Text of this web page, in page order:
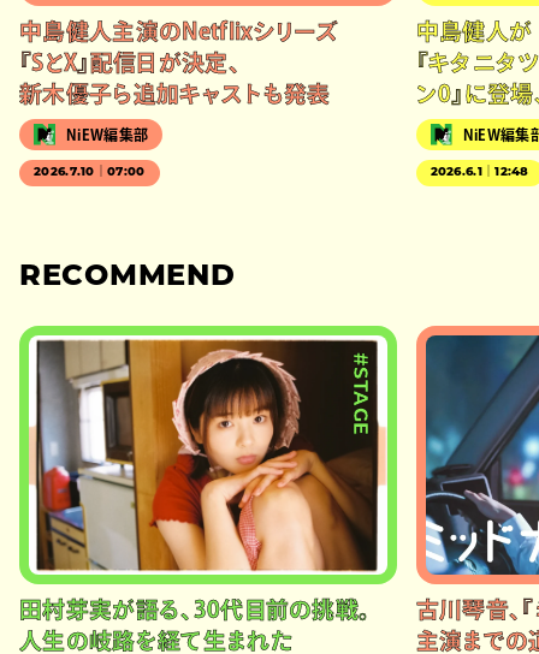
中島健人主演のNetflixシリーズ
『SとX』配信日が決定、
新木優子ら追加キャストも発表
NiEW編集部
2026.7.10｜07:00
中島健人が
『キタニタ
ン0』に登
NiEW編集
2026.6.1｜12:48
RECOMMEND
#STAGE
田村芽実が語る、30代目前の挑戦。
人生の岐路を経て生まれた
古川琴音、
主演までの